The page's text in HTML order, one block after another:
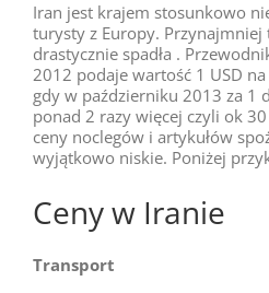
Iran jest krajem stosunkowo
turysty z Europy. Przynajmniej
drastycznie spadła .
2012 podaje wartość 1 USD
gdy w październiku 2013 za 1
ponad 2 razy więcej czyli ok
ceny noclegów i artykułów
wyjątkowo niskie. Poniżej
Ceny w Iranie
Transport